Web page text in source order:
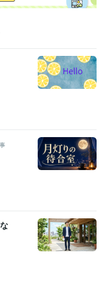
3月 ~ 2014年7月
月 ~ 現在
~ 2014年7月
【保育園】午睡か
スクール内で飛び抜けて
部で一番絵が下手くそで
だけは誰にも譲ったこ
はじめて心底よかったで